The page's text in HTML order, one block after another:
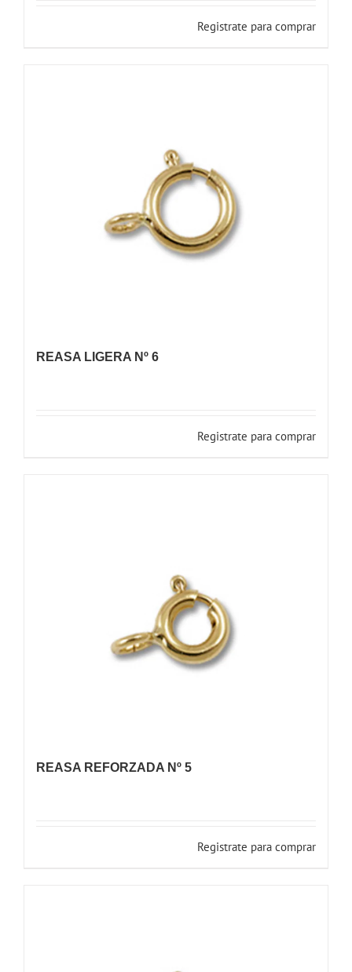
Registrate para comprar
REASA LIGERA Nº 6
Registrate para comprar
REASA REFORZADA Nº 5
Registrate para comprar